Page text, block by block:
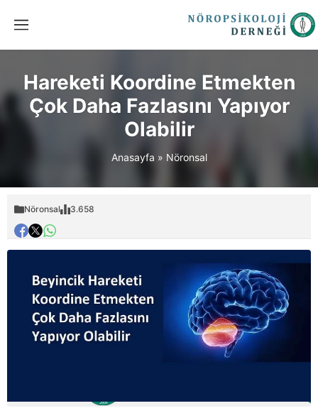
Hareketi Koordine Etmekten
Çok Daha Fazlasını Yapıyor
Olabilir
Anasayfa » Nöronsal
Nöronsal 3.658